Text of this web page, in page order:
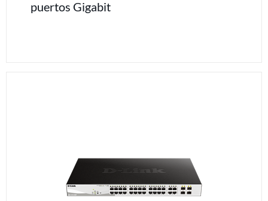
puertos Gigabit